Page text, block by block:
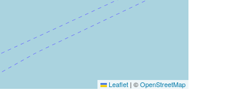
Leaflet | ©OpenStreetMap